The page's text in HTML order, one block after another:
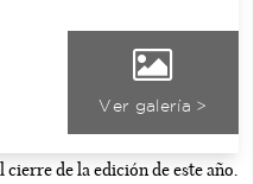
Ver galería >
de la edición de este año.